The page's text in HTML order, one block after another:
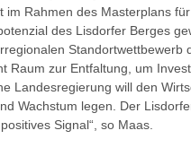
im Rahmen des Masterplans
des Lisdorfer Berges
Standortwettbewerb
Raum zur Entfaltung, um
Landesregierung will den
Wachstum legen. Der
Signal“, so Maas.